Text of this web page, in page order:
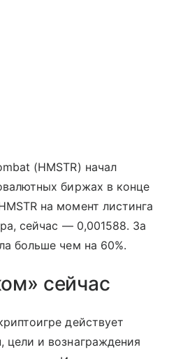
(HMSTR) начал
биржах в конце
на момент листинга
сейчас — 0,001588. За
больше чем на 60%.
сейчас
действует
цели и вознаграждения